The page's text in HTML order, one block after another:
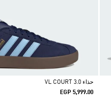
حذاء VL COURT 3.0
EGP 5,999.00